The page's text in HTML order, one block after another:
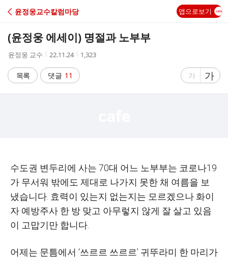
C
A
윤정웅교수칼럼마당 앱으로보기
(윤정웅 에세이) 명절과 노부부
작
자
윤정웅 교수
작
시
간
22.11.24
조
1,323
목록 댓글 11
글
가
글
자
가
수도권 변두리에 사는 70대 어느 노부부는 코로나19
가 무서워 밖에도 제대로 나가지 못한 채 여름을 보
냈습니다 효력이 있는지 없는지는 모르겠으나 화이
자 예방주사 한 방 맞고 아무렇지 않게 잘 살고 있음
이 고맙기만 합니다
어제는 문틈에서 ‘쓰르르 쓰르르’ 귀뚜라미 한 마리가